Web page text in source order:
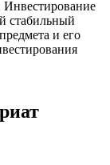
Инвестирование
стабильный
и его